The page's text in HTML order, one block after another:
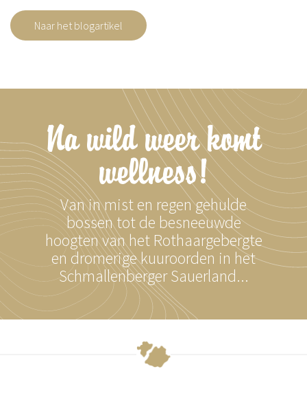
Naar het blogartikel
Na wild weer komt
wellness!
Van in mist en regen gehulde
bossen tot de besneeuwde
hoogten van het Rothaargebergte
en dromerige kuuroorden in het
Schmallenberger Sauerland...